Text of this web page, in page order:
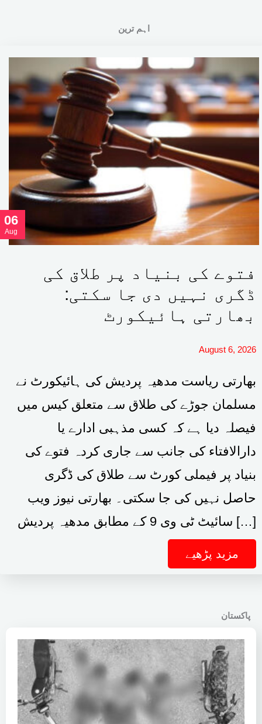
اہم ترین
06
Aug
فتوے کی بنیاد پر طلاق کی
ڈگری نہیں دی جا سکتی:
بھارتی ہائیکورٹ
August 6, 2026
بھارتی ریاست مدھیہ پردیش کی ہائیکورٹ نے
مسلمان جوڑے کی طلاق سے متعلق کیس میں
فیصلہ دیا ہے کہ کسی مذہبی ادارے یا
دارالافتاء کی جانب سے جاری کردہ فتوے کی
بنیاد پر فیملی کورٹ سے طلاق کی ڈگری
حاصل نہیں کی جا سکتی۔ بھارتی نیوز ویب
سائیٹ ٹی وی 9 کے مطابق مدھیہ پردیش […]
مزید پڑھیے
پاکستان